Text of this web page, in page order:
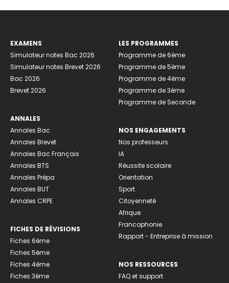
EXAMENS
Simulateur notes Bac 2026
Simulateur notes Brevet 2026
Bac 2026
Brevet 2026
ANNALES
Annales Bac
Annales Brevet
Annales Bac Français
Annales BTS
Annales Prépa
Annales BUT
Annales CRPE
FICHES DE RÉVISIONS
Fiches 6ème
Fiches 5ème
Fiches 4ème
Fiches 3ème
LES PROGRAMMES
Programme de 6ème
Programme de 5ème
Programme de 4ème
Programme de 3ème
Programme de Seconde
NOS ENGAGEMENTS
Nos professeurs
IA
Réussite scolaire
Orientation
Sport
Citoyenneté
Afrique
Francophonie
Rapport - Entreprise à mission
NOS RESSOURCES
FAQ et support